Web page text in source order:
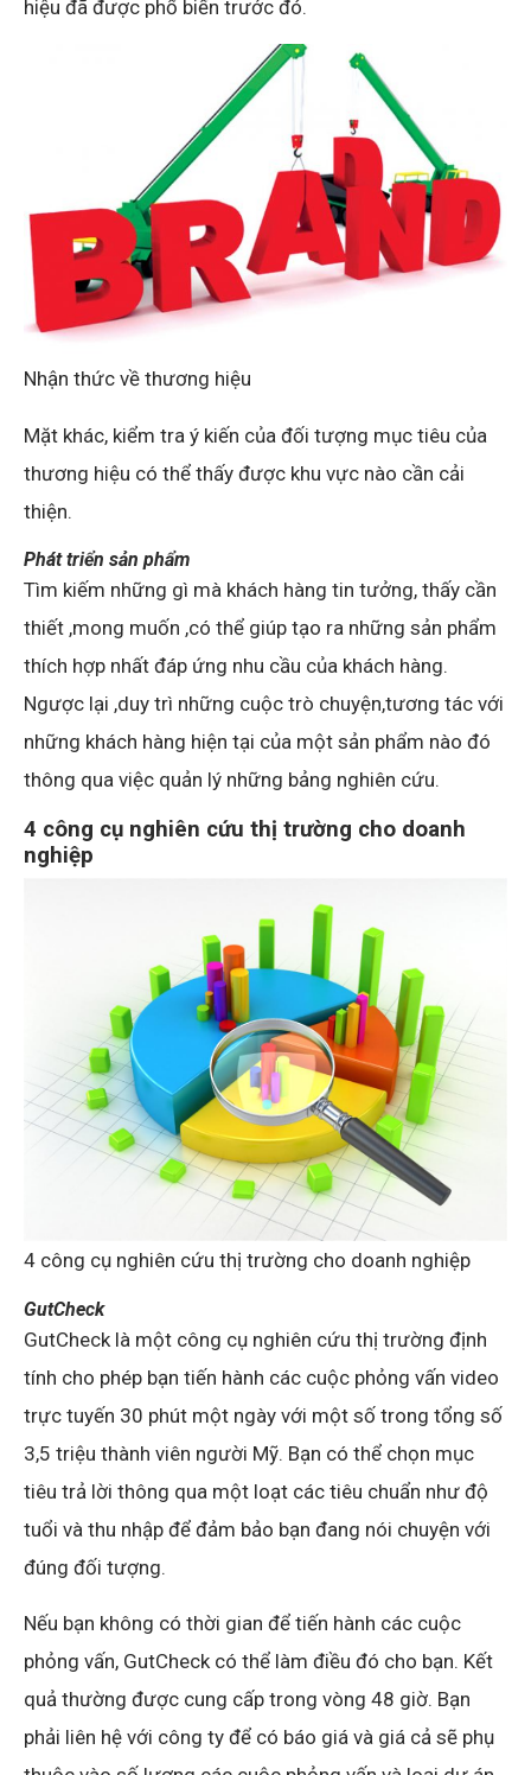
hiệu đã được phổ biến trước đó.
Nhận thức về thương hiệu
Mặt khác, kiểm tra ý kiến của đối tượng mục tiêu của
thương hiệu có thể thấy được khu vực nào cần cải
thiện.
Phát triển sản phẩm
Tìm kiếm những gì mà khách hàng tin tưởng, thấy cần
thiết ,mong muốn ,có thể giúp tạo ra những sản phẩm
thích hợp nhất đáp ứng nhu cầu của khách hàng.
Ngược lại ,duy trì những cuộc trò chuyện,tương tác với
những khách hàng hiện tại của một sản phẩm nào đó
thông qua việc quản lý những bảng nghiên cứu.
4 công cụ nghiên cứu thị trường cho doanh
nghiệp
4 công cụ nghiên cứu thị trường cho doanh nghiệp
GutCheck
GutCheck là một công cụ nghiên cứu thị trường định
tính cho phép bạn tiến hành các cuộc phỏng vấn video
trực tuyến 30 phút một ngày với một số trong tổng số
3,5 triệu thành viên người Mỹ. Bạn có thể chọn mục
tiêu trả lời thông qua một loạt các tiêu chuẩn như độ
tuổi và thu nhập để đảm bảo bạn đang nói chuyện với
đúng đối tượng.
Nếu bạn không có thời gian để tiến hành các cuộc
phỏng vấn, GutCheck có thể làm điều đó cho bạn. Kết
quả thường được cung cấp trong vòng 48 giờ. Bạn
phải liên hệ với công ty để có báo giá và giá cả sẽ phụ